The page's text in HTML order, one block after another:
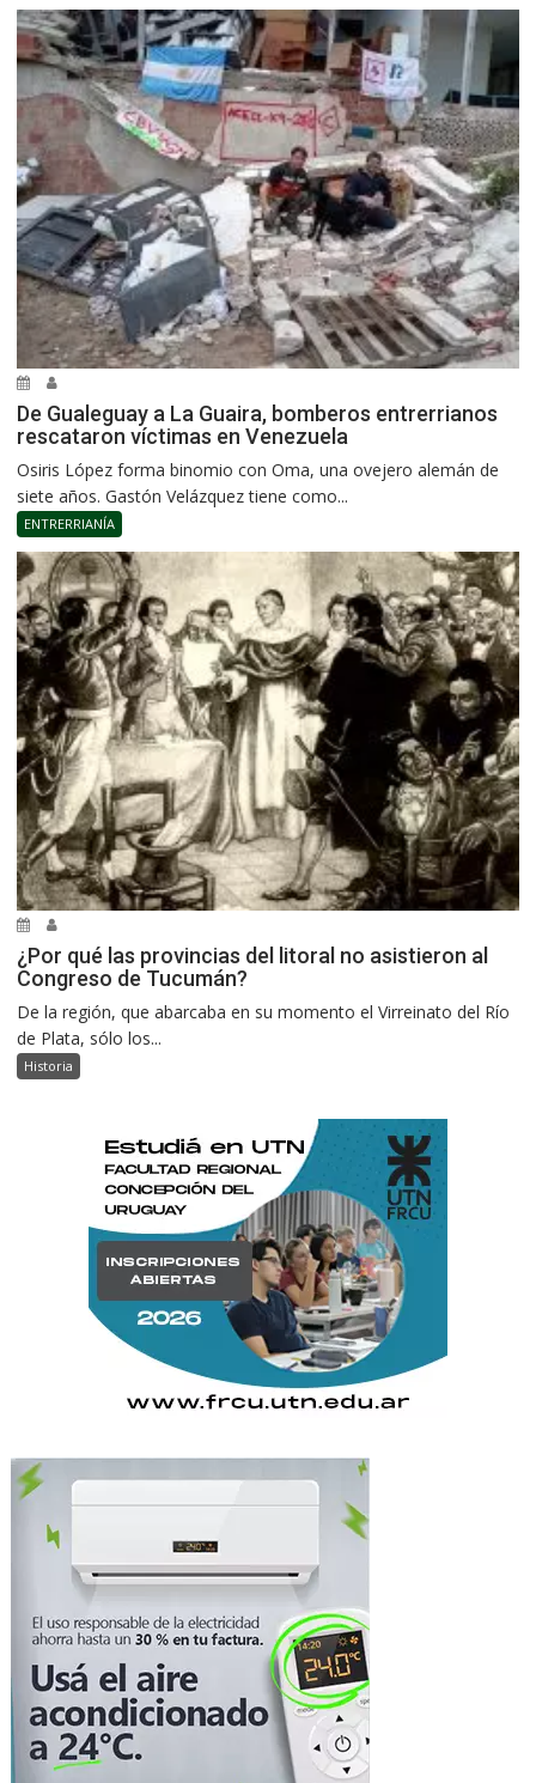
De Gualeguay a La Guaira, bomberos entrerrianos
rescataron víctimas en Venezuela
Osiris López forma binomio con Oma, una ovejero alemán de
siete años. Gastón Velázquez tiene como...
ENTRERRIANÍA
¿Por qué las provincias del litoral no asistieron al
Congreso de Tucumán?
De la región, que abarcaba en su momento el Virreinato del Río
de Plata, sólo los...
Historia